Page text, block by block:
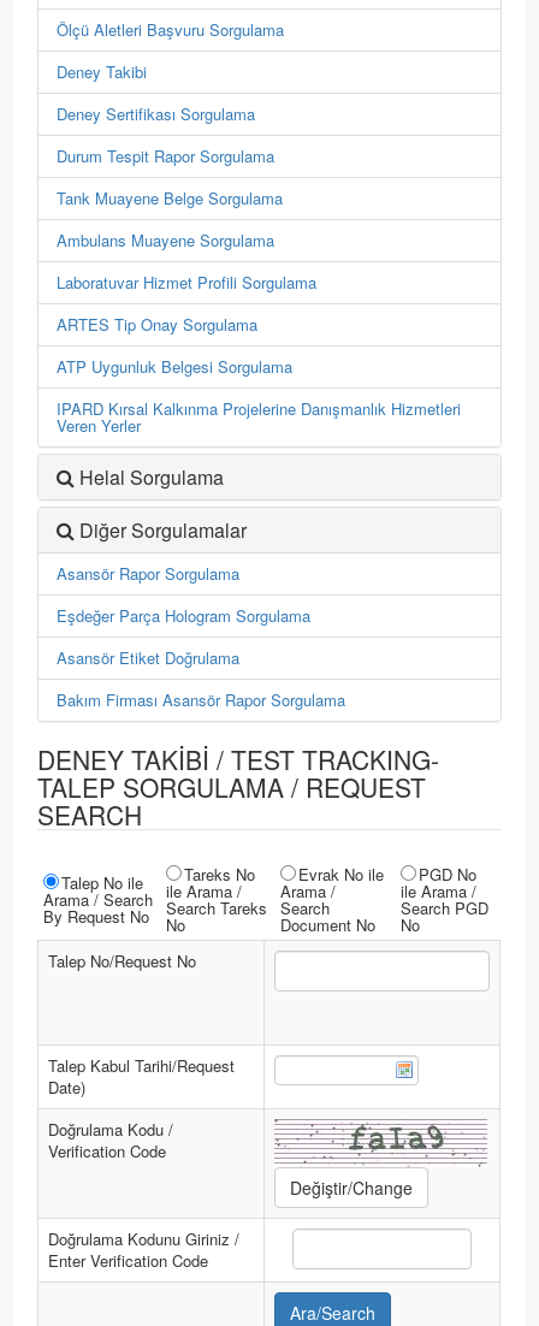
Ölçü Aletleri Başvuru Sorgulama
Deney Takibi
Deney Sertifikası Sorgulama
Durum Tespit Rapor Sorgulama
Tank Muayene Belge Sorgulama
Ambulans Muayene Sorgulama
Laboratuvar Hizmet Profili Sorgulama
ARTES Tip Onay Sorgulama
ATP Uygunluk Belgesi Sorgulama
IPARD Kırsal Kalkınma Projelerine Danışmanlık Hizmetleri
Veren Yerler
Helal Sorgulama
Diğer Sorgulamalar
Asansör Rapor Sorgulama
Eşdeğer Parça Hologram Sorgulama
Asansör Etiket Doğrulama
Bakım Firması Asansör Rapor Sorgulama
DENEY TAKİBİ / TEST TRACKING-
TALEP SORGULAMA / REQUEST
SEARCH
Talep No ile
Arama / Search
By Request No
Tareks No
ile Arama /
Search Tareks
No
Evrak No ile
Arama /
Search
Document No
PGD No
ile Arama /
Search PGD
No
Talep No/Request No
Talep Kabul Tarihi/Request
Date)
Doğrulama Kodu /
Verification Code
Doğrulama Kodunu Giriniz /
Enter Verification Code